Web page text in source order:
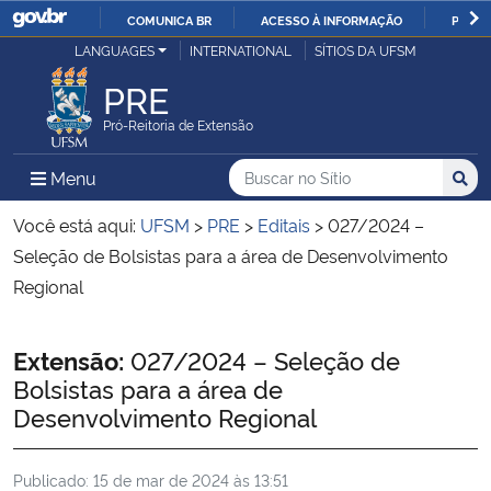
IR
COMUNICA BR ACESSO À INFORMAÇÃO
Ministério da Justiça e Segurança Pública
Ministério da Defesa
Ministério das Relações Exteriores
Ministério da Economia
Ministério da Agricultura, Pecuária e Abastecimento
Ministério da Educação
LANGUAGES INTERNATIONAL SÍTIOS DA UFSM
PRE
Pró-Reitoria de Extensão
Menu Menu Principal do Sítio
Busca
Buscar no no Sítio
Busca:
Você está aqui: UFSM > PRE > Editais >027/2024 –
Seleção de Bolsistas para a área de Desenvolvimento
Regional
Início do conteúdo
Extensão: 027/2024 – Seleção de
Bolsistas para a área de
Desenvolvimento Regional
Publicado: 15 de mar de 2024 às 13:51